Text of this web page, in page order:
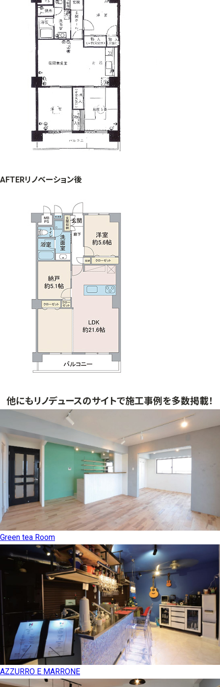
AFTERリノベーション後
他にもリノデュースのサイトで施工事例を多数掲載！
Green tea Room
AZZURRO E MARRONE